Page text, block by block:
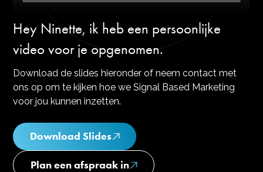
Hey Ninette, ik heb een persoonlijke
video voor je opgenomen.
Download de slides hieronder of neem contact met
ons op om te kijken hoe we Signal Based Marketing
voor jou kunnen inzetten.
Download Slides
Plan een afspraak in